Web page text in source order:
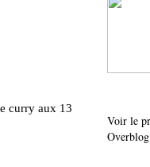
curry aux 13
Voir le
Overblog